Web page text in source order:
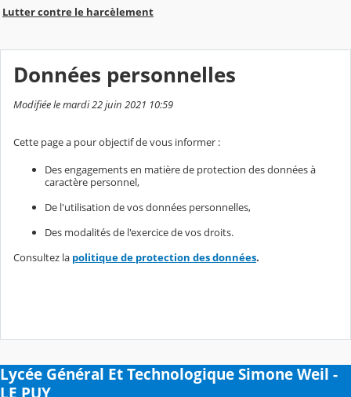
Lutter contre le harcèlement
Données personnelles
Modifiée le mardi 22 juin 2021 10:59
Cette page a pour objectif de vous informer :
Des engagements en matière de protection des données à
caractère personnel,
De l'utilisation de vos données personnelles,
Des modalités de l'exercice de vos droits.
Consultez la politique de protection des données.
Lycée Général Et Technologique Simone Weil -
LE PUY